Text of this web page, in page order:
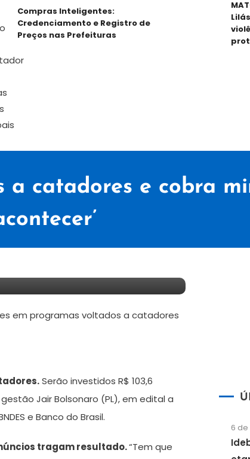
Compras Inteligentes:
Credenciamento e Registro de
Preços nas Prefeituras
MATO
Lilás
a catadores e cobra
em programas voltados a catadores
Serão investidos R$ 103,6
Jair Bolsonaro (PL), em edital a
e Banco do Brasil.
tragam resultado.“Tem que
6